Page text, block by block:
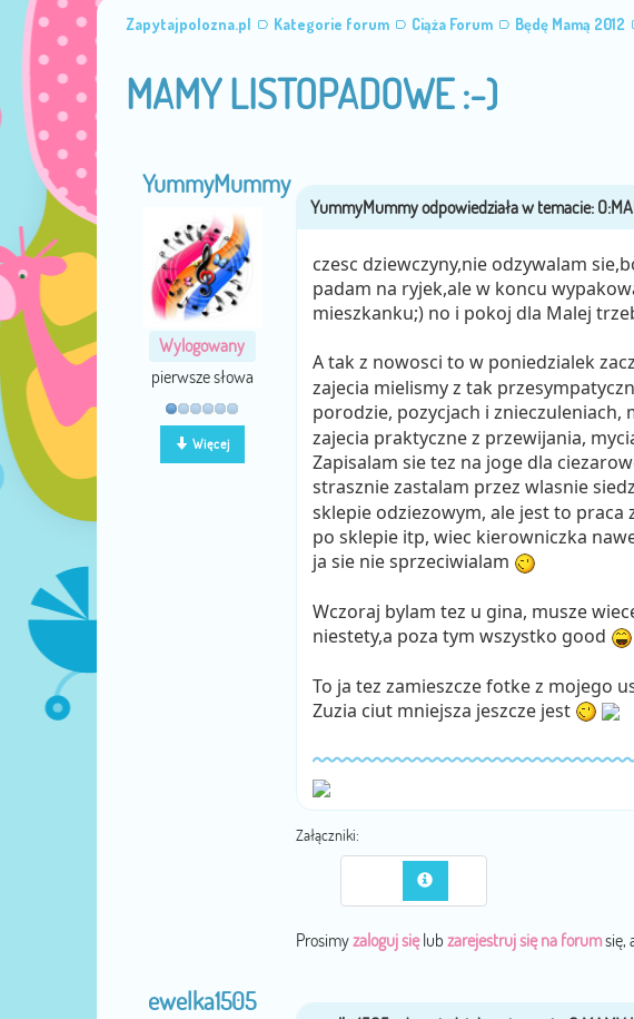
Zapytajpolozna.pl Kategorie forum Ciąża Forum Będę Mamą 2012
MAMY LISTOPADOWE :-)
YummyMummy
Wylogowany
pierwsze słowa
Więcej
czesc dziewczyny,nie odzywalam
padam na ryjek,ale w koncu
mieszkanku;) no i pokoj dla Malej
A tak z nowosci to w poniedzialek
zajecia mielismy z tak
porodzie, pozycjach i
zajecia praktyczne z przewijania,
Zapisalam sie tez na joge dla
strasznie zastalam przez wlasnie
sklepie odziezowym, ale jest to
po sklepie itp, wiec kierowniczka
ja sie nie sprzeciwialam
Wczoraj bylam tez u gina, musze
niestety,a poza tym wszystko good
To ja tez zamieszcze fotke z mojego
Zuzia ciut mniejsza jeszcze jest
Załączniki:
Prosimyzaloguj sięlub zarejestruj się na forumsię,
ewelka1505